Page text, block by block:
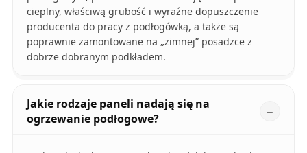
cieplny, właściwą grubość i wyraźne dopuszczenie
producenta do pracy z podłogówką, a także są
poprawnie zamontowane na „zimnej” posadzce z
dobrze dobranym podkładem.
Jakie rodzaje paneli nadają się na
ogrzewanie podłogowe?